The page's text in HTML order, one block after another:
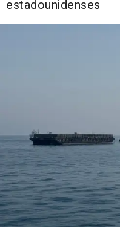
estadounidenses